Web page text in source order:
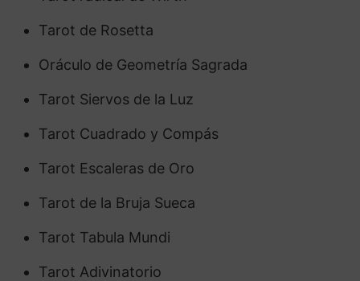
Tarot de Rosetta
Oráculo de Geometría Sagrada
Tarot Siervos de la Luz
Tarot Cuadrado y Compás
Tarot Escaleras de Oro
Tarot de la Bruja Sueca
Tarot Tabula Mundi
Tarot Adivinatorio